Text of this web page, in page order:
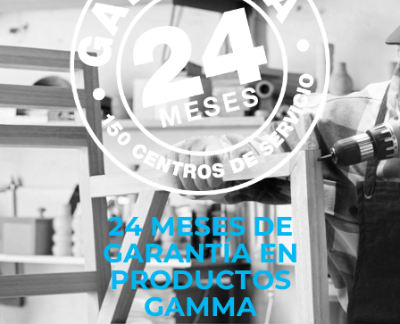
24 MESES DE
GARANTÍA EN
PRODUCTOS
GAMMA